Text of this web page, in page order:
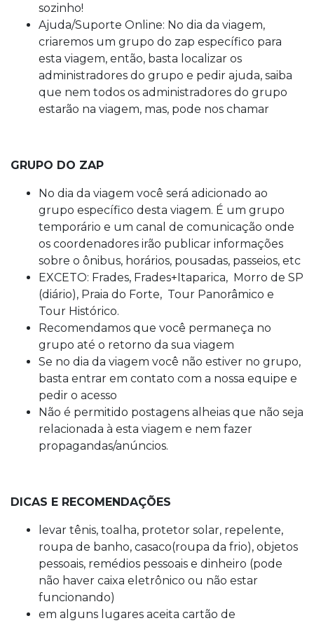
sozinho!
Ajuda/Suporte Online: No dia da viagem,
criaremos um grupo do zap específico para
esta viagem, então, basta localizar os
administradores do grupo e pedir ajuda, saiba
que nem todos os administradores do grupo
estarão na viagem, mas, pode nos chamar
GRUPO DO ZAP
No dia da viagem você será adicionado ao
grupo específico desta viagem. É um grupo
temporário e um canal de comunicação onde
os coordenadores irão publicar informações
sobre o ônibus, horários, pousadas, passeios, etc
EXCETO: Frades, Frades+Itaparica, Morro de SP
(diário), Praia do Forte, Tour Panorâmico e
Tour Histórico.
Recomendamos que você permaneça no
grupo até o retorno da sua viagem
Se no dia da viagem você não estiver no grupo,
basta entrar em contato com a nossa equipe e
pedir o acesso
Não é permitido postagens alheias que não seja
relacionada à esta viagem e nem fazer
propagandas/anúncios.
DICAS E RECOMENDAÇÕES
levar tênis, toalha, protetor solar, repelente,
roupa de banho, casaco(roupa da frio), objetos
pessoais, remédios pessoais e dinheiro (pode
não haver caixa eletrônico ou não estar
funcionando)
em alguns lugares aceita cartão de